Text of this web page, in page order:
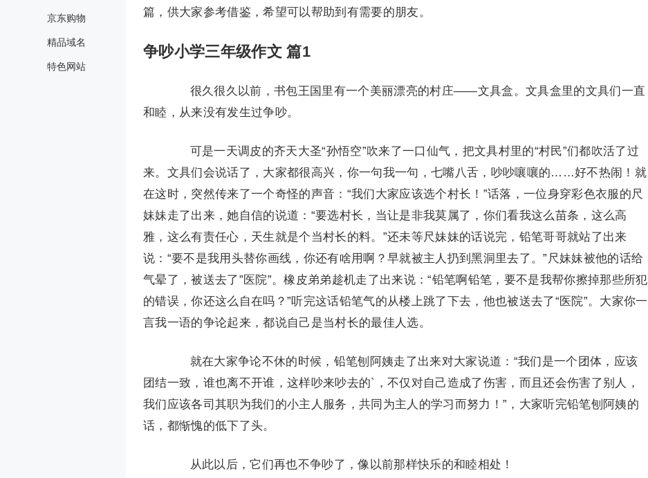
京东购物
精品域名
特色网站
篇，供大家参考借鉴，希望可以帮助到有需要的朋友。
争吵小学三年级作文 篇1
很久很久以前，书包王国里有一个美丽漂亮的村庄——文具盒。文具盒里的文具们一直
和睦，从来没有发生过争吵。
可是一天调皮的齐天大圣“孙悟空”吹来了一口仙气，把文具村里的“村民”们都吹活了过
来。文具们会说话了，大家都很高兴，你一句我一句，七嘴八舌，吵吵嚷嚷的……好不热闹！就
在这时，突然传来了一个奇怪的声音：“我们大家应该选个村长！”话落，一位身穿彩色衣服的尺
妹妹走了出来，她自信的说道：“要选村长，当让是非我莫属了，你们看我这么苗条，这么高
雅，这么有责任心，天生就是个当村长的料。”还未等尺妹妹的话说完，铅笔哥哥就站了出来
说：“要不是我用头替你画线，你还有啥用啊？早就被主人扔到黑洞里去了。”尺妹妹被他的话给
气晕了，被送去了”医院”。橡皮弟弟趁机走了出来说：“铅笔啊铅笔，要不是我帮你擦掉那些所犯
的错误，你还这么自在吗？”听完这话铅笔气的从楼上跳了下去，他也被送去了“医院”。大家你一
言我一语的争论起来，都说自己是当村长的最佳人选。
就在大家争论不休的时候，铅笔刨阿姨走了出来对大家说道：“我们是一个团体，应该
团结一致，谁也离不开谁，这样吵来吵去的`，不仅对自己造成了伤害，而且还会伤害了别人，
我们应该各司其职为我们的小主人服务，共同为主人的学习而努力！”，大家听完铅笔刨阿姨的
话，都惭愧的低下了头。
从此以后，它们再也不争吵了，像以前那样快乐的和睦相处！